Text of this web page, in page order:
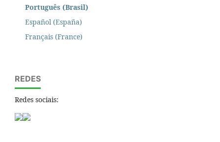
Português (Brasil)
Español (España)
Français (France)
REDES
Redes sociais: